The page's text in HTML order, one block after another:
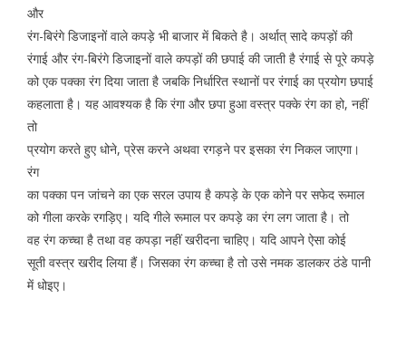
और
रंग-बिरंगे डिजाइनों वाले कपड़े भी बाजार में बिकते है। अर्थात् सादे कपड़ों की
रंगाई और रंग-बिरंगे डिजाइनों वाले कपड़ों की छपाई की जाती है रंगाई से पूरे कपड़े
को एक पक्का रंग दिया जाता है जबकि निर्धारित स्थानों पर रंगाई का प्रयोग छपाई
कहलाता है। यह आवश्यक है कि रंगा और छपा हुआ वस्त्र पक्के रंग का हो, नहीं
तो
प्रयोग करते हुए धोने, प्रेस करने अथवा रगड़ने पर इसका रंग निकल जाएगा।
रंग
का पक्का पन जांचने का एक सरल उपाय है कपड़े के एक कोने पर सफेद रूमाल
को गीला करके रगड़िए। यदि गीले रूमाल पर कपड़े का रंग लग जाता है। तो
वह रंग कच्चा है तथा वह कपड़ा नहीं खरीदना चाहिए। यदि आपने ऐसा कोई
सूती वस्त्र खरीद लिया हैं। जिसका रंग कच्चा है तो उसे नमक डालकर ठंडे पानी
में धोइए।